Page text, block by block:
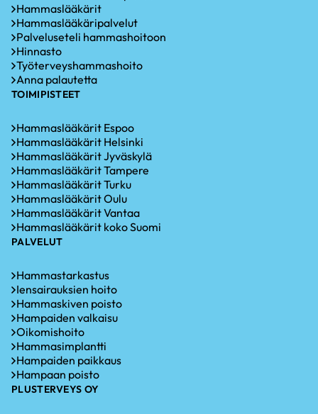
Hammaslääkärit
Hammaslääkäripalvelut
Palveluseteli hammashoitoon
Hinnasto
Työterveyshammashoito
Anna palautetta
TOIMIPISTEET
Hammaslääkärit Espoo
Hammaslääkärit Helsinki
Hammaslääkärit Jyväskylä
Hammaslääkärit Tampere
Hammaslääkärit Turku
Hammaslääkärit Oulu
Hammaslääkärit Vantaa
Hammaslääkärit koko Suomi
PALVELUT
Hammastarkastus
Iensairauksien hoito
Hammaskiven poisto
Hampaiden valkaisu
Oikomishoito
Hammasimplantti
Hampaiden paikkaus
Hampaan poisto
PLUSTERVEYS OY